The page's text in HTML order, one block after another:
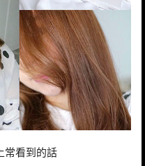
常看到的話